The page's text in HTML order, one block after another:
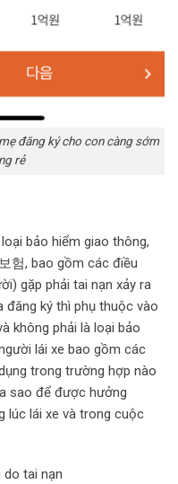
đăng ký cho con càng sớm
rẻ
bảo hiểm giao thông,
험, bao gồm các điều
gặp phải tai nạn xảy ra
đăng ký thì phụ thuộc vào
không phải là loại bảo
lái xe bao gồm các
trong trường hợp nào
sao để được hưởng
lúc lái xe và trong cuộc
tai nạn